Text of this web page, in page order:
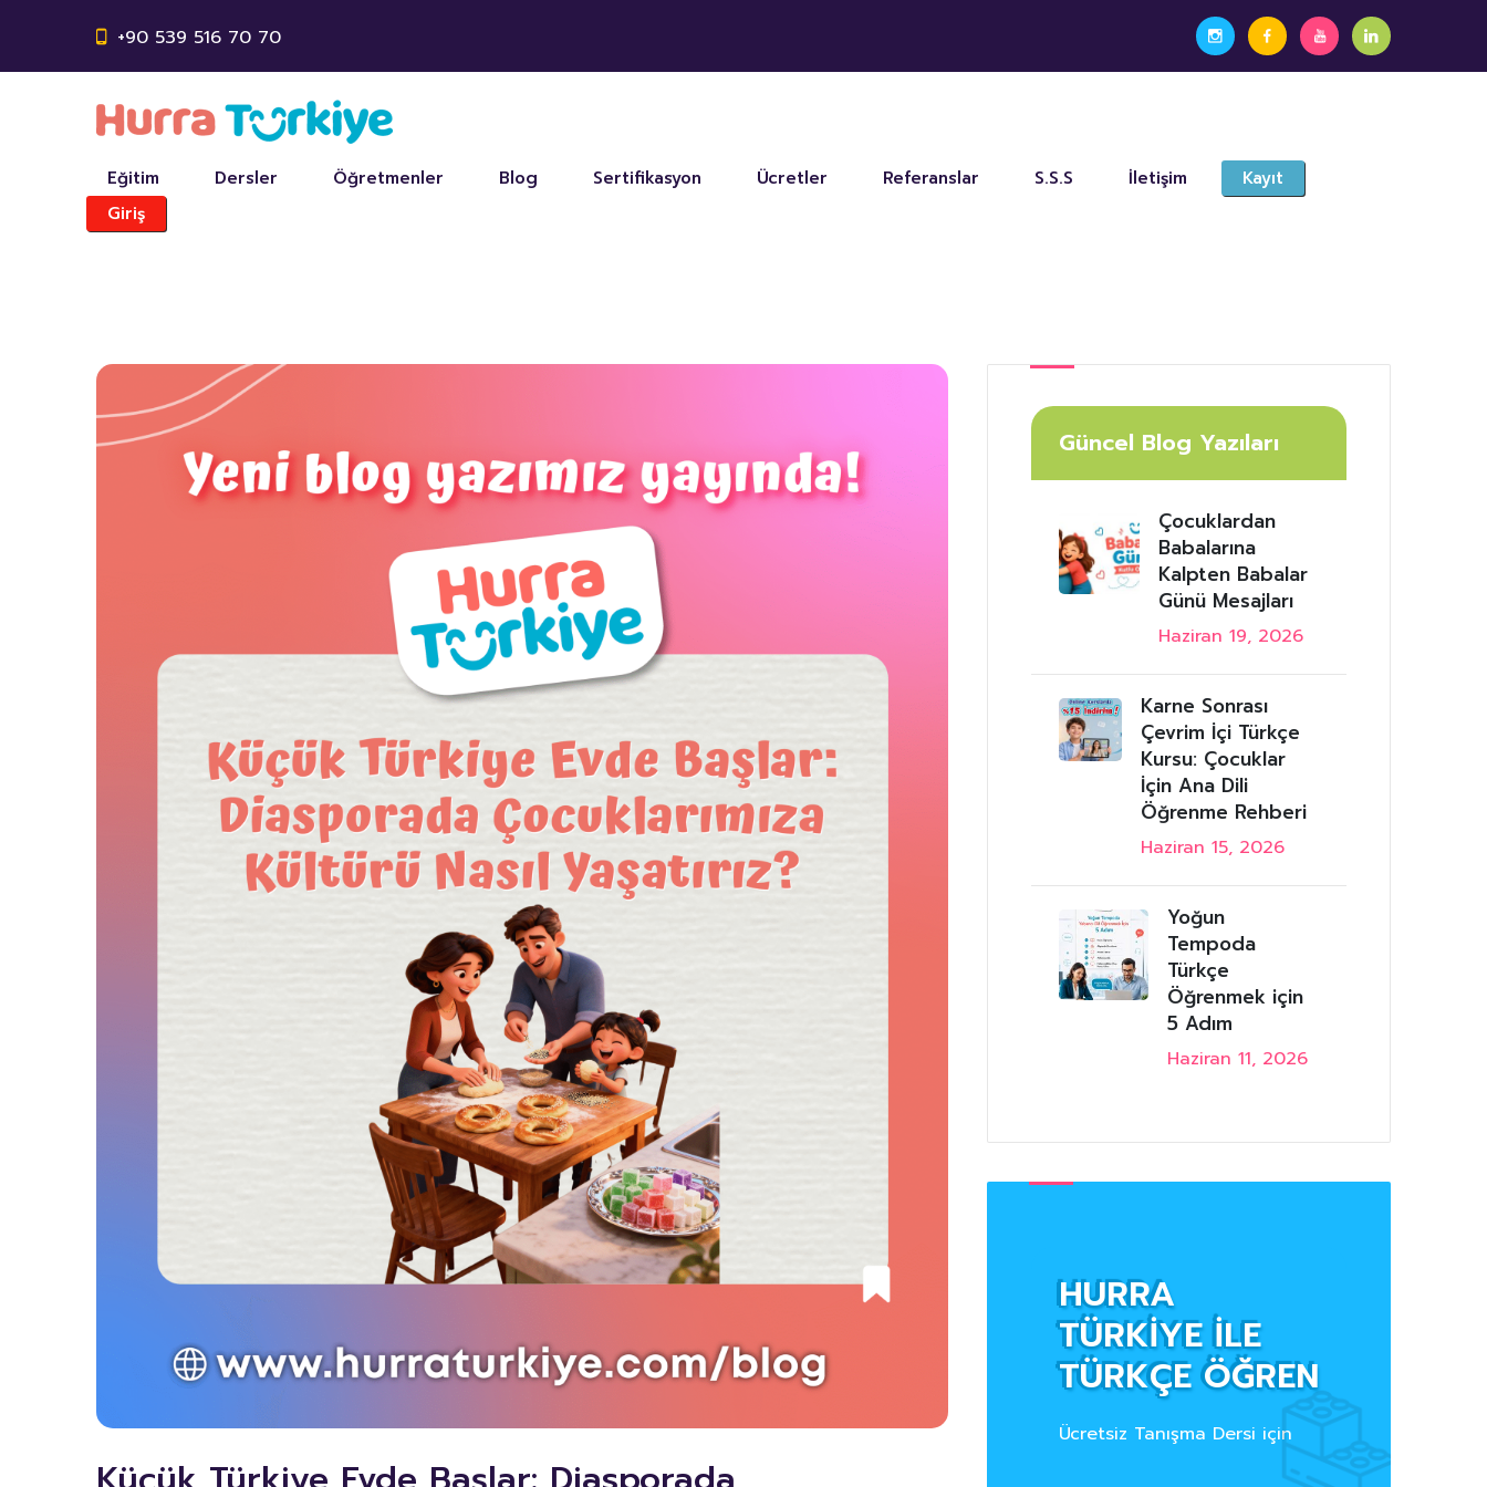
+90 539 516 70 70
Eğitim Dersler Öğretmenler Blog Sertifikasyon Ücretler Referanslar S.S.S İletişim
Kayıt
Giriş
Güncel Blog Yazıları
Çocuklardan
Babalarına
Kalpten Babalar
Günü Mesajları
Haziran 19, 2026
Karne Sonrası
Çevrim İçi Türkçe
Kursu: Çocuklar
İçin Ana Dili
Öğrenme Rehberi
Haziran 15, 2026
Yoğun
Tempoda
Türkçe
Öğrenmek için
5 Adım
Haziran 11, 2026
HURRA
TÜRKİYE İLE
TÜRKÇE ÖĞREN
Ücretsiz Tanışma Dersi için